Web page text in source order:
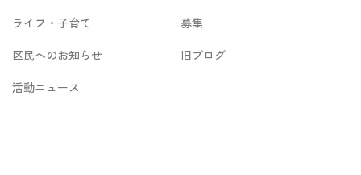
ライフ・子育て
募集
区民へのお知らせ
旧ブログ
活動ニュース